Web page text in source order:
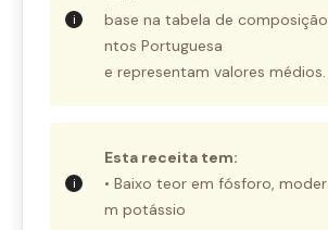
base na tabela de
ntos Portuguesa
e representam valores médios.
Esta receita tem:
• Baixo teor em fósforo,
m potássio